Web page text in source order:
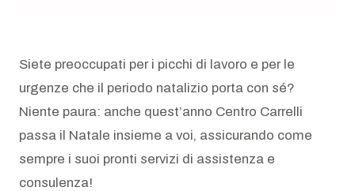
Siete preoccupati per i picchi di lavoro e per le
urgenze che il periodo natalizio porta con sé?
Niente paura: anche quest’anno Centro Carrelli
passa il Natale insieme a voi, assicurando come
sempre i suoi pronti servizi di assistenza e
consulenza!